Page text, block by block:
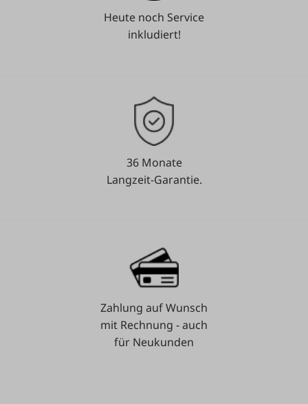
Heute noch Service
inkludiert!
36 Monate
Langzeit-Garantie.
Zahlung auf Wunsch
mit Rechnung - auch
für Neukunden